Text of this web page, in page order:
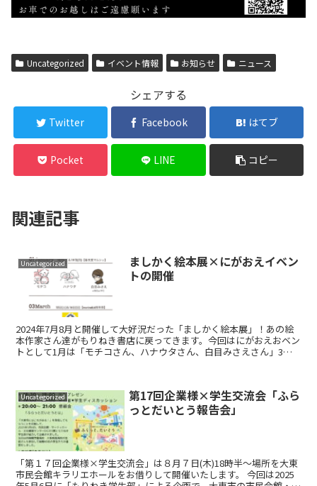
Uncategorized イベント情報 お知らせ ニュース
シェアする
Twitter Facebook はてブ
Pocket LINE コピー
関連記事
Uncategorized
ましかく絵本展×にがおえイベン
トの開催
2024年7月8月と開催して大好況だった「ましかく絵本展」！あの絵
本作家さん達がもりねき書店に戻ってきます。今回はにがおえおベン
トとして1月は「モチコさん、ハナウタさん、白目みさえさん」3月
Uncategorized
第17回企業様×学生交流会「ふら
っとだいとう報告会」
「第１７回企業様×学生交流会」は８月７日(木)18時半～場所を大東
市民会館キラリエホールをお借りして開催いたします。 今回は2025